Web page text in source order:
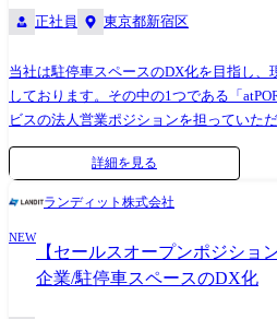
正社員 東京都新宿区
当社は駐停車スペースのDX化を目指し、
しております。その中の1つである「
ビスの法人営業ポジションを担っていた
ーカー・工務店などを対象に、工事現場
を代行するサービスの営業に取り組んでいただきま
ールでのアポ取り、打合せ、見積提示・
カスタマーサクセス: 既存顧客に対する
詳細を見る
ランディット株式会社
NEW
【セールスオープンポジショ
企業/駐停車スペースのDX化